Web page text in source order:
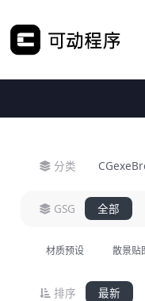
分类
GSG 全部
材质预设 散景贴
排序 最新